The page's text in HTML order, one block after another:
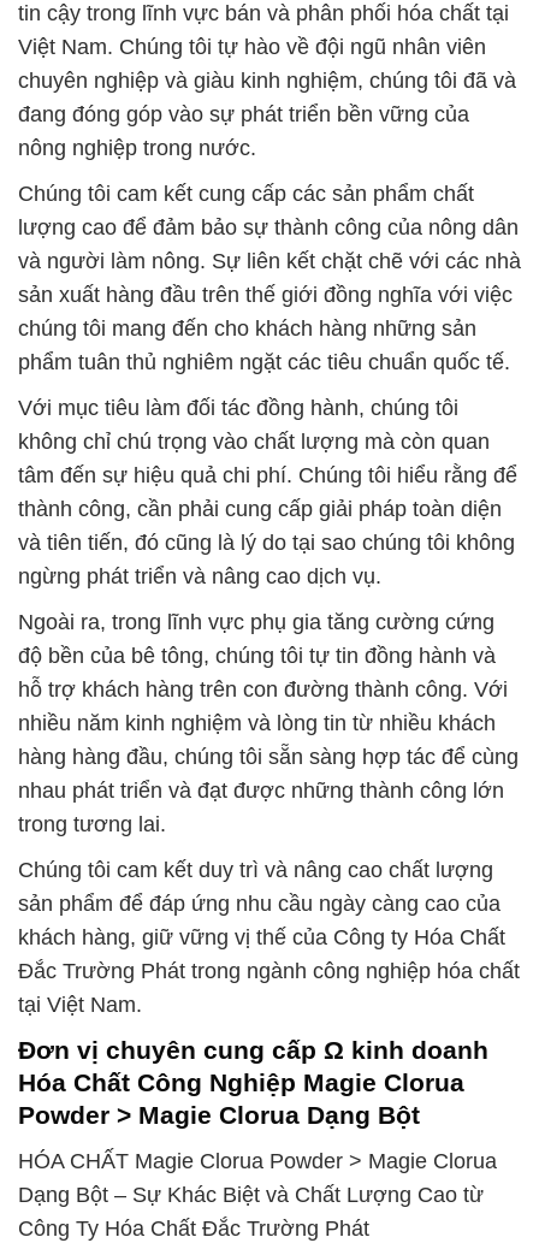
tin cậy trong lĩnh vực bán và phân phối hóa chất tại
Việt Nam. Chúng tôi tự hào về đội ngũ nhân viên
chuyên nghiệp và giàu kinh nghiệm, chúng tôi đã và
đang đóng góp vào sự phát triển bền vững của
nông nghiệp trong nước.
Chúng tôi cam kết cung cấp các sản phẩm chất
lượng cao để đảm bảo sự thành công của nông dân
và người làm nông. Sự liên kết chặt chẽ với các nhà
sản xuất hàng đầu trên thế giới đồng nghĩa với việc
chúng tôi mang đến cho khách hàng những sản
phẩm tuân thủ nghiêm ngặt các tiêu chuẩn quốc tế.
Với mục tiêu làm đối tác đồng hành, chúng tôi
không chỉ chú trọng vào chất lượng mà còn quan
tâm đến sự hiệu quả chi phí. Chúng tôi hiểu rằng để
thành công, cần phải cung cấp giải pháp toàn diện
và tiên tiến, đó cũng là lý do tại sao chúng tôi không
ngừng phát triển và nâng cao dịch vụ.
Ngoài ra, trong lĩnh vực phụ gia tăng cường cứng
độ bền của bê tông, chúng tôi tự tin đồng hành và
hỗ trợ khách hàng trên con đường thành công. Với
nhiều năm kinh nghiệm và lòng tin từ nhiều khách
hàng hàng đầu, chúng tôi sẵn sàng hợp tác để cùng
nhau phát triển và đạt được những thành công lớn
trong tương lai.
Chúng tôi cam kết duy trì và nâng cao chất lượng
sản phẩm để đáp ứng nhu cầu ngày càng cao của
khách hàng, giữ vững vị thế của Công ty Hóa Chất
Đắc Trường Phát trong ngành công nghiệp hóa chất
tại Việt Nam.
Đơn vị chuyên cung cấp Ω kinh doanh
Hóa Chất Công Nghiệp Magie Clorua
Powder > Magie Clorua Dạng Bột
HÓA CHẤT Magie Clorua Powder > Magie Clorua
Dạng Bột – Sự Khác Biệt và Chất Lượng Cao từ
Công Ty Hóa Chất Đắc Trường Phát